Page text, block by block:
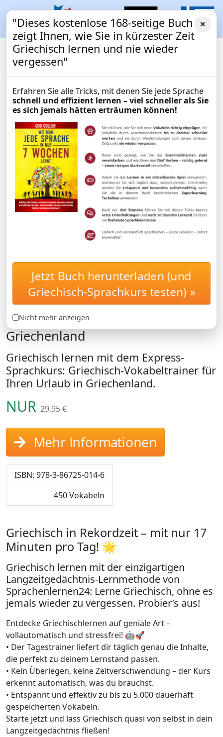
EXPRESSKURS
Griechisch lernen: Lernen
Sie, was Sie in
Griechenland wirklich brauchen.
Griechischkurs für Ihren Urlaub in
Griechenland
Griechisch lernen mit dem Express-
Sprachkurs: Griechisch-Vokabeltrainer für
Ihren Urlaub in Griechenland.
NUR 29.95 €
Mehr Informationen
ISBN: 978-3-86725-014-6
450 Vokabeln
Griechisch in Rekordzeit – mit nur 17
Minuten pro Tag! 🌟
Griechisch lernen mit der einzigartigen
Langzeitgedächtnis-Lernmethode von
Sprachenlernen24: Lerne Griechisch, ohne es
jemals wieder zu vergessen. Probier’s aus!
Entdecke Griechischlernen auf geniale Art –
vollautomatisch und stressfrei! 🤖🚀
• Der Tagestrainer liefert dir täglich genau die Inhalte,
die perfekt zu deinem Lernstand passen.
• Kein Überlegen, keine Zeitverschwendung – der Kurs
erkennt automatisch, was du brauchst.
• Entspannt und effektiv zu bis zu 5.000 dauerhaft
gespeicherten Vokabeln.
Starte jetzt und lass Griechisch quasi von selbst in dein
Langzeitgedächtnis fließen!
"Dieses kostenlose 168-seitige Buch
zeigt Ihnen, wie Sie in kürzester Zeit
Griechisch lernen und nie wieder
vergessen"
✕
Erfahren Sie alle Tricks, mit denen Sie jede Sprache
schnell und effizient lernen – viel schneller als Sie
es sich jemals hätten erträumen können!
Jetzt Buch herunterladen (und
Griechisch-Sprachkurs testen) »
Nicht mehr anzeigen